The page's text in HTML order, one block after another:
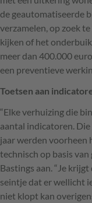
de geautomatiseerde
verzamelen, op zoek
kijken of het
meer dan 400.000
een preventieve
Toetsen aan
“Elke verhuizing die
aantal indicatoren.
jaar werden voorheen
technisch op basis
Bastings aan. “Je
seintje dat er wellicht
niet klopt kan